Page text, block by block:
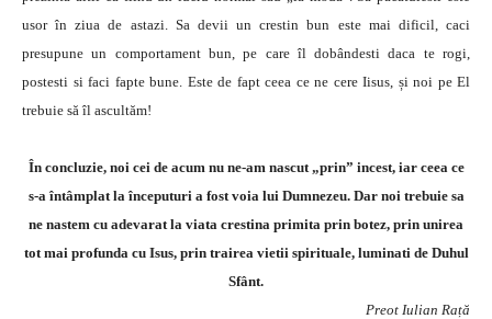
usor în ziua de astazi. Sa devii un crestin bun este mai dificil, caci
presupune un comportament bun, pe care îl dobândesti daca te rogi,
postesti si faci fapte bune. Este de fapt ceea ce ne cere Iisus, și noi pe El
trebuie să îl ascultăm!
În concluzie, noi cei de acum nu ne-am nascut „prin” incest, iar ceea ce
s-a întâmplat la începuturi a fost voia lui Dumnezeu. Dar noi trebuie sa
ne nastem cu adevarat la viata crestina primita prin botez, prin unirea
tot mai profunda cu Isus, prin trairea vietii spirituale, luminati de Duhul
Sfânt.
Preot Iulian Rață